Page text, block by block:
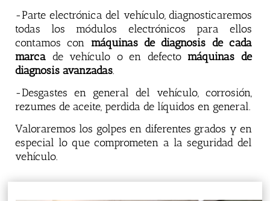
-Parte electrónica del vehículo, diagnosticaremos
todas los módulos electrónicos para ellos
contamos con máquinas de diagnosis de cada
marca de vehículo o en defecto máquinas de
diagnosis avanzadas.
-Desgastes en general del vehículo, corrosión,
rezumes de aceite, perdida de líquidos en general.
Valoraremos los golpes en diferentes grados y en
especial lo que comprometen a la seguridad del
vehículo.